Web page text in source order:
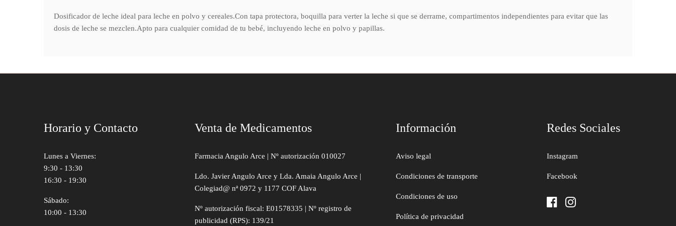
Dosificador de leche ideal para leche en polvo y cereales.Con tapa protectora, boquilla para verter la leche si que se derrame, compartimentos independientes para evitar que las
dosis de leche se mezclen.Apto para cualquier comidad de tu bebé, incluyendo leche en polvo y papillas.
Horario y Contacto
Lunes a Viernes:
9:30 - 13:30
16:30 - 19:30
Sábado:
10:00 - 13:30
Venta de Medicamentos
Farmacia Angulo Arce | Nº autorización 010027
Ldo. Javier Angulo Arce y Lda. Amaia Angulo Arce |
Colegiad@ nª 0972 y 1177 COF Alava
Nº autorización fiscal: E01578335 | Nº registro de
publicidad (RPS): 139/21
Información
Aviso legal
Condiciones de transporte
Condiciones de uso
Política de privacidad
Redes Sociales
Instagram
Facebook